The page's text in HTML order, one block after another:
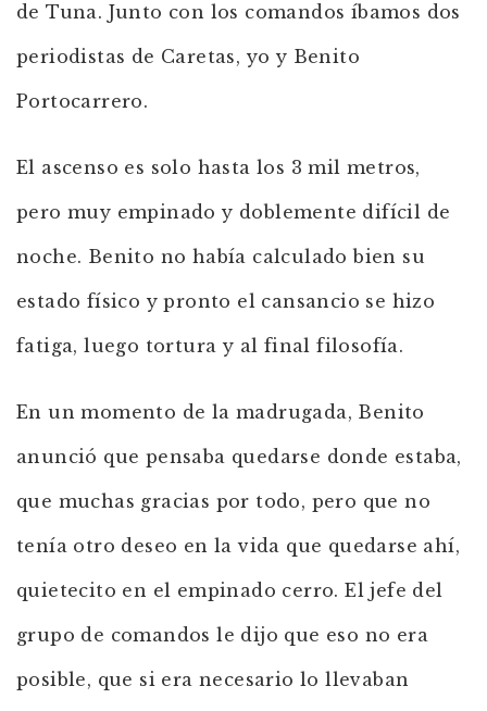
de Tuna. Junto con los comandos íbamos dos
periodistas de Caretas, yo y Benito
Portocarrero.
El ascenso es solo hasta los 3 mil metros,
pero muy empinado y doblemente difícil de
noche. Benito no había calculado bien su
estado físico y pronto el cansancio se hizo
fatiga, luego tortura y al final filosofía.
En un momento de la madrugada, Benito
anunció que pensaba quedarse donde estaba,
que muchas gracias por todo, pero que no
tenía otro deseo en la vida que quedarse ahí,
quietecito en el empinado cerro. El jefe del
grupo de comandos le dijo que eso no era
posible, que si era necesario lo llevaban